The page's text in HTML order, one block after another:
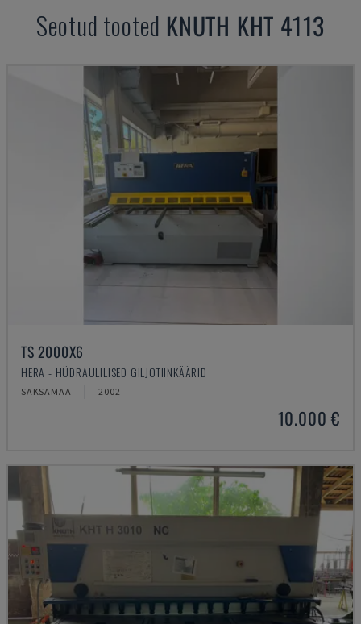
Seotud tooted KNUTH KHT 4113
TS 2000X6
HERA - HÜDRAULILISED GILJOTIINKÄÄRID
SAKSAMAA 2002
10.000 €